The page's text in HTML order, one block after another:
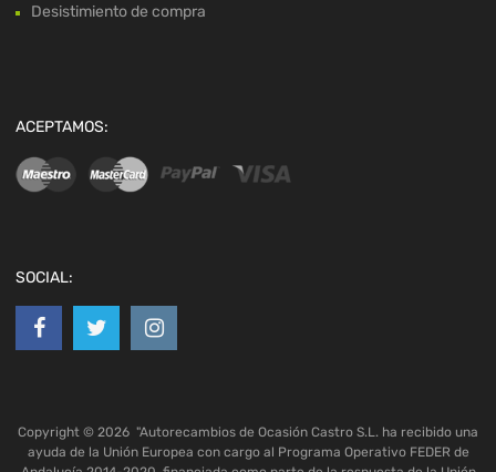
Desistimiento de compra
ACEPTAMOS:
SOCIAL:
Copyright © 2026 "Autorecambios de Ocasión Castro S.L. ha recibido una
ayuda de la Unión Europea con cargo al Programa Operativo FEDER de